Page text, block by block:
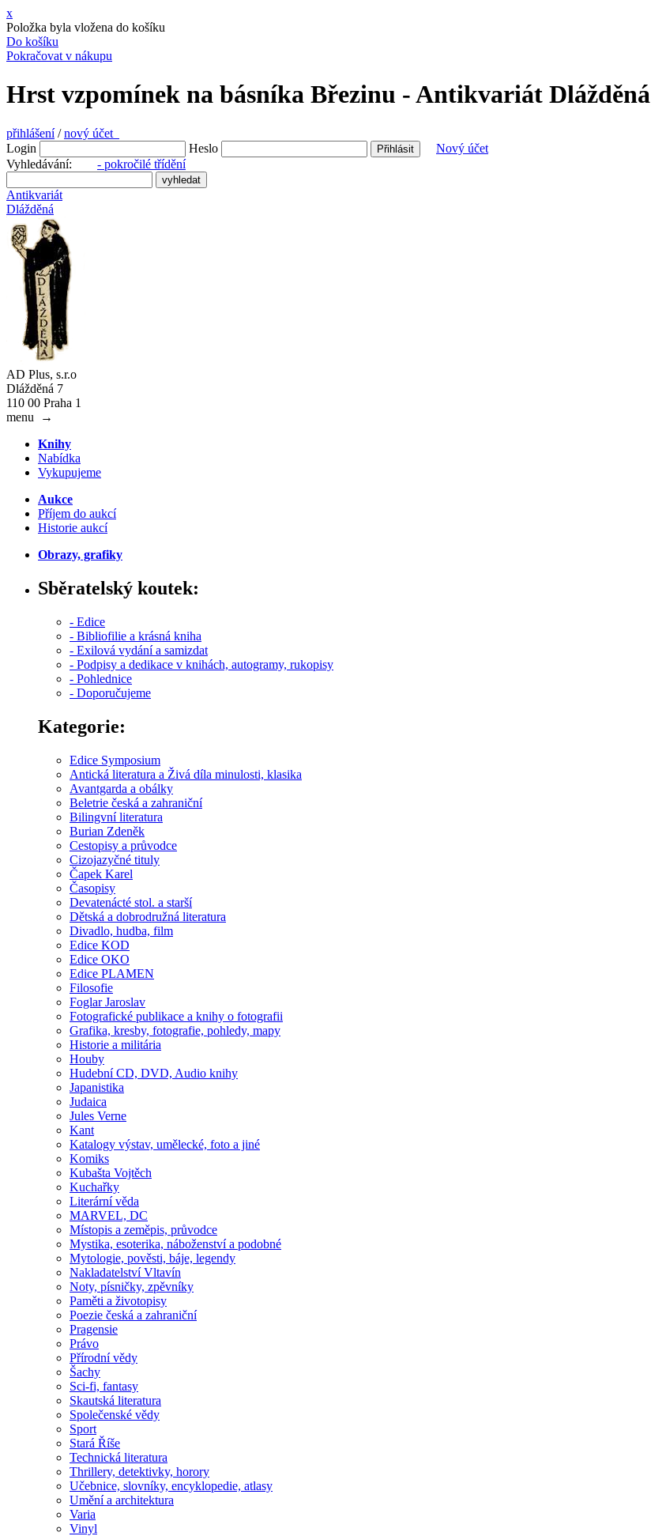
x
Položka byla vložena do košíku
Do košíku
Pokračovat v nákupu
Hrst vzpomínek na básníka Březinu - Antikvariát Dlážděná
přihlášení/nový účet
Login
Heslo
Nový účet
Vyhledávání: - pokročilé třídění
Antikvariát
Dlážděná
AD Plus, s.r.o
Dlážděná 7
110 00 Praha 1
menu
→
Knihy
Nabídka
Vykupujeme
Aukce
Příjem do aukcí
Historie aukcí
Obrazy, grafiky
Sběratelský koutek:
- Edice
- Bibliofilie a krásná kniha
- Exilová vydání a samizdat
- Podpisy a dedikace v knihách, autogramy, rukopisy
- Pohlednice
- Doporučujeme
Kategorie:
Edice Symposium
Antická literatura a Živá díla minulosti, klasika
Avantgarda a obálky
Beletrie česká a zahraniční
Bilingvní literatura
Burian Zdeněk
Cestopisy a průvodce
Cizojazyčné tituly
Čapek Karel
Časopisy
Devatenácté stol. a starší
Dětská a dobrodružná literatura
Divadlo, hudba, film
Edice KOD
Edice OKO
Edice PLAMEN
Filosofie
Foglar Jaroslav
Fotografické publikace a knihy o fotografii
Grafika, kresby, fotografie, pohledy, mapy
Historie a militária
Houby
Hudební CD, DVD, Audio knihy
Japanistika
Judaica
Jules Verne
Kant
Katalogy výstav, umělecké, foto a jiné
Komiks
Kubašta Vojtěch
Kuchařky
Literární věda
MARVEL, DC
Místopis a zeměpis, průvodce
Mystika, esoterika, náboženství a podobné
Mytologie, pověsti, báje, legendy
Nakladatelství Vltavín
Noty, písničky, zpěvníky
Paměti a životopisy
Poezie česká a zahraniční
Pragensie
Právo
Přírodní vědy
Šachy
Sci-fi, fantasy
Skautská literatura
Společenské vědy
Sport
Stará Říše
Technická literatura
Thrillery, detektivky, horory
Učebnice, slovníky, encyklopedie, atlasy
Umění a architektura
Varia
Vinyl